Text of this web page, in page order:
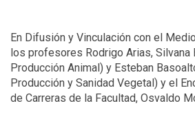
En Difusión y Vinculación con el
los profesores Rodrigo Arias, Silvana
Producción Animal) y Esteban
Producción y Sanidad Vegetal) y el
de Carreras de la Facultad, Osvaldo